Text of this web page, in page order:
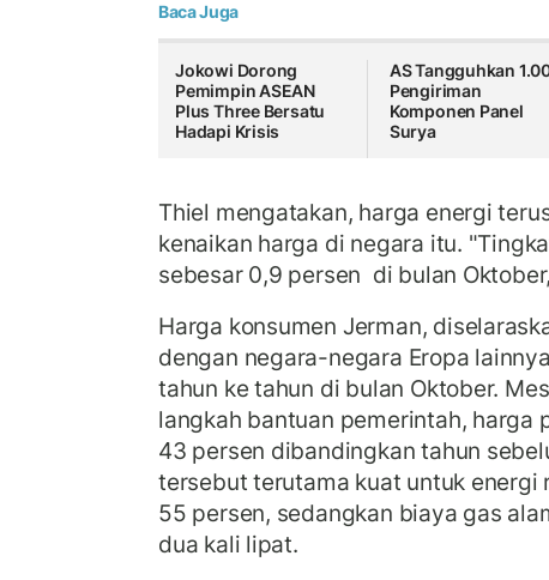
Baca Juga
Jokowi Dorong
Pemimpin ASEAN
Plus Three Bersatu
Hadapi Krisis
AS Tangguhkan
Pengiriman
Komponen Panel
Surya
Thiel mengatakan, harga energi
kenaikan harga di negara itu.
sebesar 0,9 persen di bulan
Harga konsumen Jerman,
dengan negara-negara Eropa
tahun ke tahun di bulan Oktober.
langkah bantuan pemerintah, harga
43 persen dibandingkan tahun
tersebut terutama kuat untuk energi
55 persen, sedangkan biaya gas
dua kali lipat.